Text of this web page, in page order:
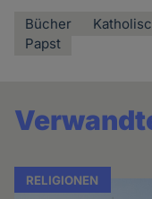
Bücher
Papst
RELIGIONEN